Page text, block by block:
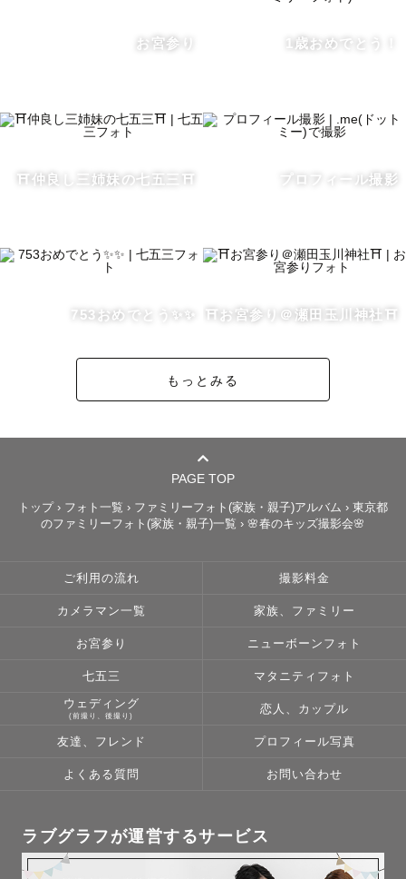
《 撮影許可について 》
皆さんはどんなときに写真を撮りますか？
が、私は心が動いた瞬間をきっかけに人は写真を撮るのだ
と思っています。
あなたの心が動いたその瞬間を、永遠にするお手伝いをさ
私は写真を撮るうえで、3つの柱を大切にしています。
①現在 × 想い
→誰がどんな想いで写真を撮ろうと思ったのか、また撮影
の時間が想い出に残るようなものであること
②過去× 記憶
→写真を見返したときに当時の景色・匂い・音が蘇って思
③未来×繋がり
→写真をきっかけに第三者との会話や新しい繋がりができ
写真は想いや感情という「瞬間」を記録すると同時に新し
い繋がりを生み出すツールだと思っています。
当時の想いを写真という形で残すこと、写真をきっかけに
繋がりが生まれ、その感情が引き継がれて永遠になるこ
と、それが私の目指す「あなたの一瞬を、誰かの永遠
お宮参り 1歳おめでとう！
⛩️仲良し三姉妹の七五三⛩️ プロフィール撮影
753おめでとう✨✨ ⛩️お宮参り＠瀬田玉川神社⛩️
もっとみる
PAGE TOP
トップ › フォト一覧 › ファミリーフォト(家族・親子)アルバム › 東京都
のファミリーフォト(家族・親子)一覧 › 🌸春のキッズ撮影会🌸
ご利用の流れ 撮影料金
カメラマン一覧 家族、ファミリー
お宮参り ニューボーンフォト
七五三 マタニティフォト
ウェディング
(前撮り、後撮り)
恋人、カップル
友達、フレンド プロフィール写真
よくある質問 お問い合わせ
ラブグラフが運営するサービス